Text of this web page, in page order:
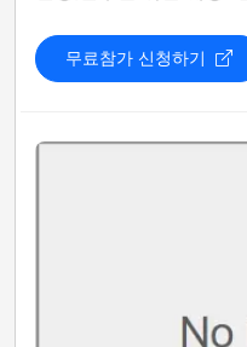
무료참가 신청하기